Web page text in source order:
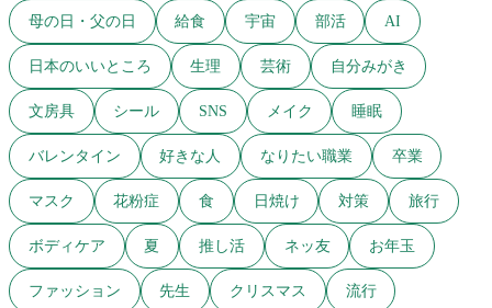
母の日・父の日 給食 宇宙 部活 AI
日本のいいところ 生理 芸術 自分みがき
文房具 シール SNS メイク 睡眠
バレンタイン 好きな人 なりたい職業 卒業
マスク 花粉症 食 日焼け 対策 旅行
ボディケア 夏 推し活 ネッ友 お年玉
ファッション 先生 クリスマス 流行